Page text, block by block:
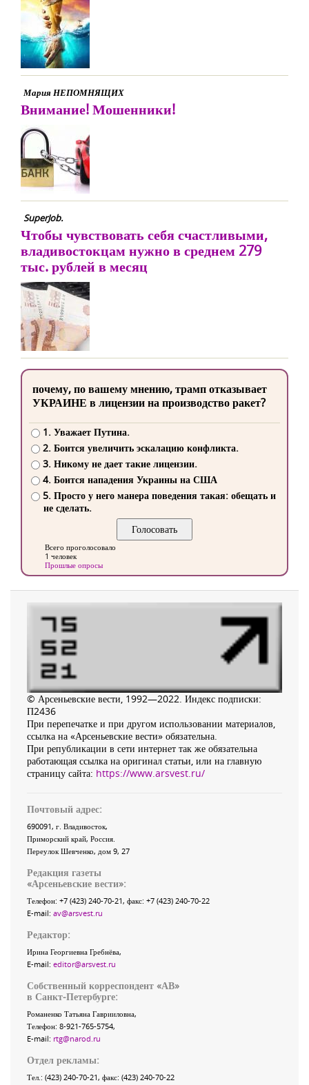
Мария НЕПОМНЯЩИХ
Внимание! Мошенники!
SuperJob.
Чтобы чувствовать себя счастливыми,
владивостокцам нужно в среднем 279
тыс. рублей в месяц
почему, по вашему мнению, трамп отказывает
УКРАИНЕ в лицензии на производство ракет?
1. Уважает Путина.
2. Боится увеличить эскалацию конфликта.
3. Никому не дает такие лицензии.
4. Боится нападения Украины на США
5. Просто у него манера поведения такая: обещать и
не сделать.
Всего проголосовало
1 человек
Прошлые опросы
© Арсеньевские вести, 1992—2022. Индекс подписки:
П2436
При перепечатке и при другом использовании материалов,
ссылка на «Арсеньевские вести» обязательна.
При републикации в сети интернет так же обязательна
работающая ссылка на оригинал статьи, или на главную
страницу сайта: https://www.arsvest.ru/
Почтовый адрес:
690091, г. Владивосток,
Приморский край, Россия
Переулок Шевченко, дом 9, 27
Редакция газеты
«Арсеньевские вести»:
Телефон: +7 (423) 240-70-21, факс: +7 (423) 240-70-22
E-mail: av@arsvest.ru
Редактор:
Ирина Георгиевна Гребнёва,
E-mail: editor@arsvest.ru
Собственный корреспондент «АВ»
в Санкт-Петербурге:
Романенко Татьяна Гаврииловна,
Телефон: 8-921-765-5754,
E-mail: rtg@narod.ru
Отдел рекламы:
Тел.: (423) 240-70-21, факс: (423) 240-70-22